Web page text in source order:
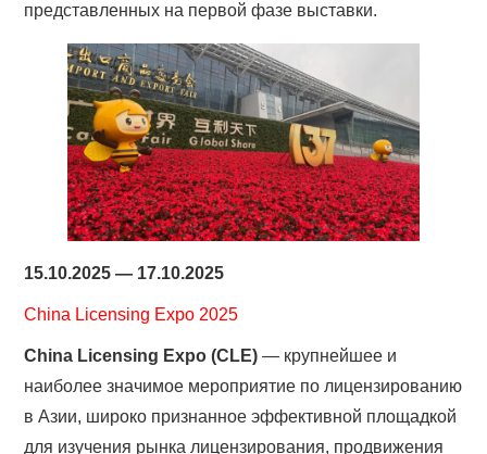
представленных на первой фазе выставки.
15.10.2025 — 17.10.2025
China Licensing Expo 2025
China Licensing Expo (CLE) — крупнейшее и
наиболее значимое мероприятие по лицензированию
в Азии, широко признанное эффективной площадкой
для изучения рынка лицензирования, продвижения